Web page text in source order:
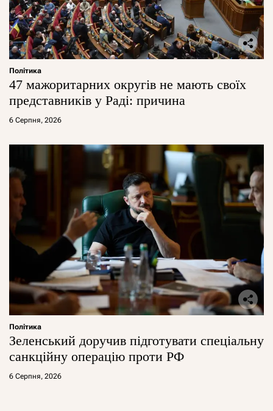
Політика
47 мажоритарних округів не мають своїх
представників у Раді: причина
6 Серпня, 2026
Політика
Зеленський доручив підготувати спеціальну
санкційну операцію проти РФ
6 Серпня, 2026